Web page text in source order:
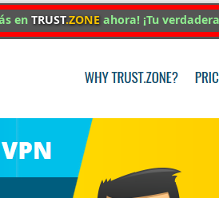
en TRUST.ZONEahora! ¡Tu